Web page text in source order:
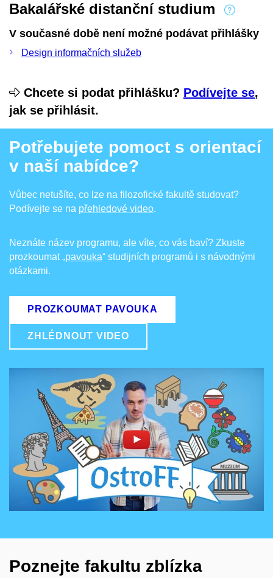
Bakalářské distanční studium
V současné době není možné podávat přihlášky
Design informačních služeb
Chcete si podat přihlášku? Podívejte se,
jak se přihlásit.
Potřebujete pomoct s orientací
v naší nabídce?
Vůbec netušíte, co lze na filozofické fakultě studovat?
Podívejte se na přehledové video.
Neznáte název programu, ale víte, co vás baví? Zkuste
prozkoumat„pavouka“ studijních programů i s návodnými
otázkami.
PROZKOUMAT PAVOUKA
ZHLÉDNOUT VIDEO
Povolit cookies a přehrát
Otevřít na youtube.com
Poznejte fakultu zblízka